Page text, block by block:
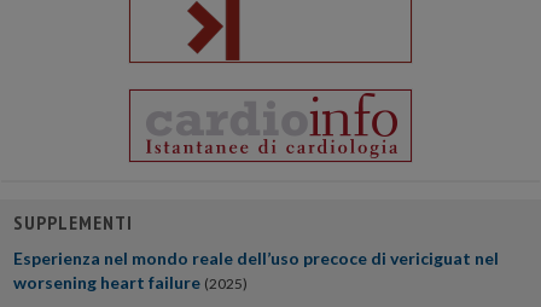
SUPPLEMENTI
Esperienza nel mondo reale dell’uso precoce di vericiguat nel
worsening heart failure (2025)